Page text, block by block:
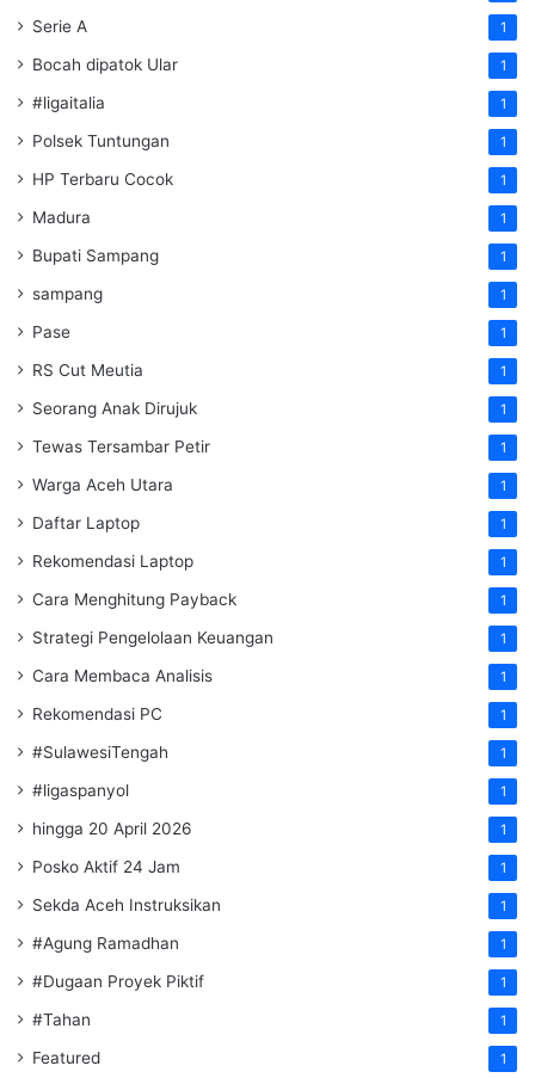
Serie A 1
Bocah dipatok Ular 1
#ligaitalia 1
Polsek Tuntungan 1
HP Terbaru Cocok 1
Madura 1
Bupati Sampang 1
sampang 1
Pase 1
RS Cut Meutia 1
Seorang Anak Dirujuk 1
Tewas Tersambar Petir 1
Warga Aceh Utara 1
Daftar Laptop 1
Rekomendasi Laptop 1
Cara Menghitung Payback 1
Strategi Pengelolaan Keuangan 1
Cara Membaca Analisis 1
Rekomendasi PC 1
#SulawesiTengah 1
#ligaspanyol 1
hingga 20 April 2026 1
Posko Aktif 24 Jam 1
Sekda Aceh Instruksikan 1
#Agung Ramadhan 1
#Dugaan Proyek Piktif 1
#Tahan 1
Featured 1